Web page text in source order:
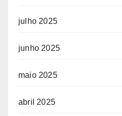
julho 2025
junho 2025
maio 2025
abril 2025